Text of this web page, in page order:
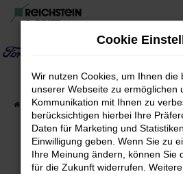
Zum
springen
Startseite Verkauf Fahrzeugsuche
Cookie
Wir nutzen Cookies, um Ihnen die
unserer Webseite zu ermöglichen
Kommunikation mit Ihnen zu
berücksichtigen hierbei Ihre
Daten für Marketing und
Einwilligung geben. Wenn Sie zu
Ihre Meinung ändern, können Sie
für die Zukunft widerrufen.